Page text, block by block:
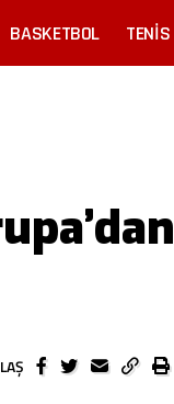
BASKETBOL TENIS